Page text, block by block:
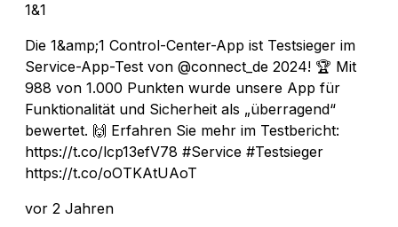
1&1
Die 1&amp;1 Control-Center-App ist Testsieger im
Service-App-Test von @connect_de 2024! 🏆 Mit
988 von 1.000 Punkten wurde unsere App für
Funktionalität und Sicherheit als „überragend“
bewertet. 🙌 Erfahren Sie mehr im Testbericht:
https://t.co/lcp13efV78 #Service #Testsieger
https://t.co/oOTKAtUAoT
vor 2 Jahren